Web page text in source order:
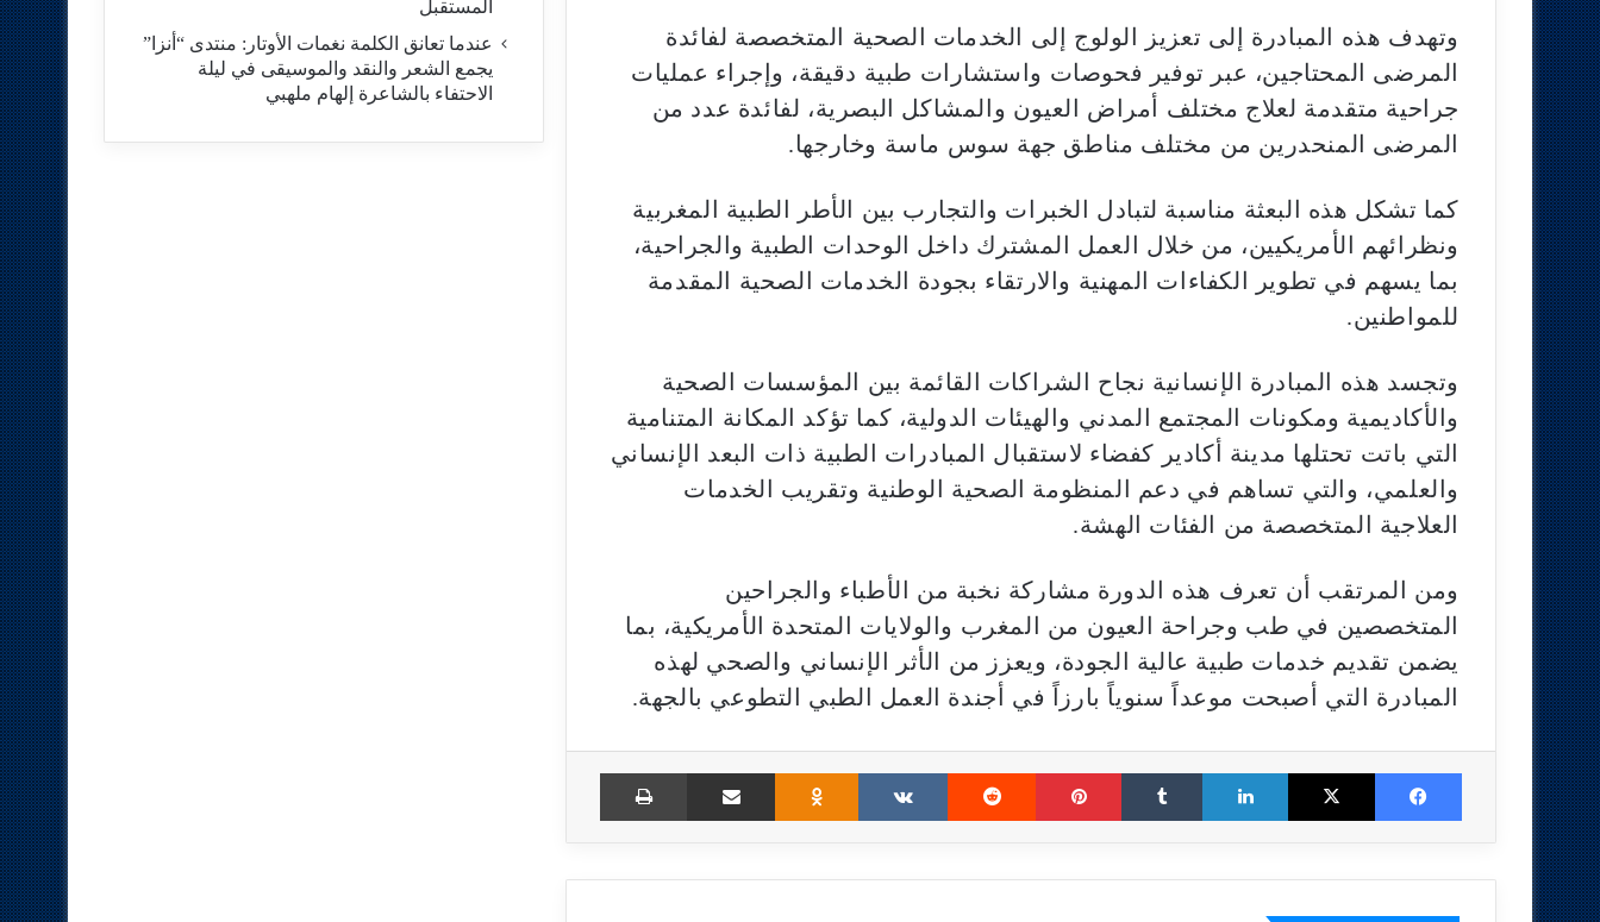
وتهدف هذه المبادرة إلى تعزيز الولوج إلى الخدمات الصحية المتخصصة لفائدة
المرضى المحتاجين، عبر توفير فحوصات واستشارات طبية دقيقة، وإجراء عمليات
جراحية متقدمة لعلاج مختلف أمراض العيون والمشاكل البصرية، لفائدة عدد من
المرضى المنحدرين من مختلف مناطق جهة سوس ماسة وخارجها.
كما تشكل هذه البعثة مناسبة لتبادل الخبرات والتجارب بين الأطر الطبية المغربية
ونظرائهم الأمريكيين، من خلال العمل المشترك داخل الوحدات الطبية والجراحية،
بما يسهم في تطوير الكفاءات المهنية والارتقاء بجودة الخدمات الصحية المقدمة
للمواطنين.
وتجسد هذه المبادرة الإنسانية نجاح الشراكات القائمة بين المؤسسات الصحية
والأكاديمية ومكونات المجتمع المدني والهيئات الدولية، كما تؤكد المكانة المتنامية
التي باتت تحتلها مدينة أكادير كفضاء لاستقبال المبادرات الطبية ذات البعد الإنساني
والعلمي، والتي تساهم في دعم المنظومة الصحية الوطنية وتقريب الخدمات
العلاجية المتخصصة من الفئات الهشة.
ومن المرتقب أن تعرف هذه الدورة مشاركة نخبة من الأطباء والجراحين
المتخصصين في طب وجراحة العيون من المغرب والولايات المتحدة الأمريكية، بما
يضمن تقديم خدمات طبية عالية الجودة، ويعزز من الأثر الإنساني والصحي لهذه
المبادرة التي أصبحت موعداً سنوياً بارزاً في أجندة العمل الطبي التطوعي بالجهة.
Facebook
X
LinkedIn
Tumblr
Pinterest
Reddit
VKontakte
Odnoklassniki
Share via Email
Print
المستقبل
​عندما تعانق الكلمة نغمات الأوتار: منتدى “أنزا”
يجمع الشعر والنقد والموسيقى في ليلة
الاحتفاء بالشاعرة إلهام ملهبي